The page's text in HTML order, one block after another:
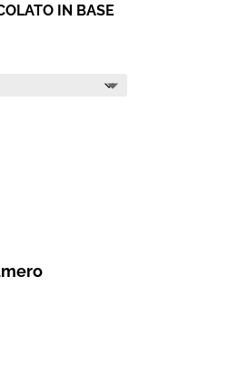
IN BASE